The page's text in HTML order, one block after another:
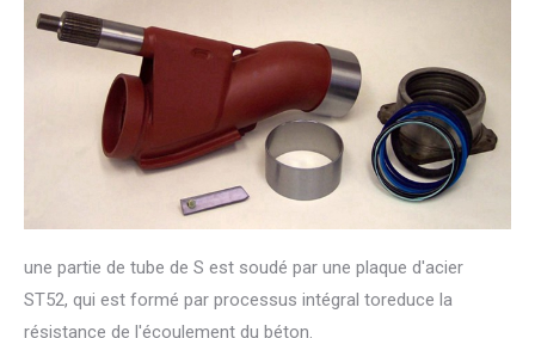
une partie de tube de S est soudé par une plaque d'acier
ST52, qui est formé par processus intégral toreduce la
résistance de l'écoulement du béton.